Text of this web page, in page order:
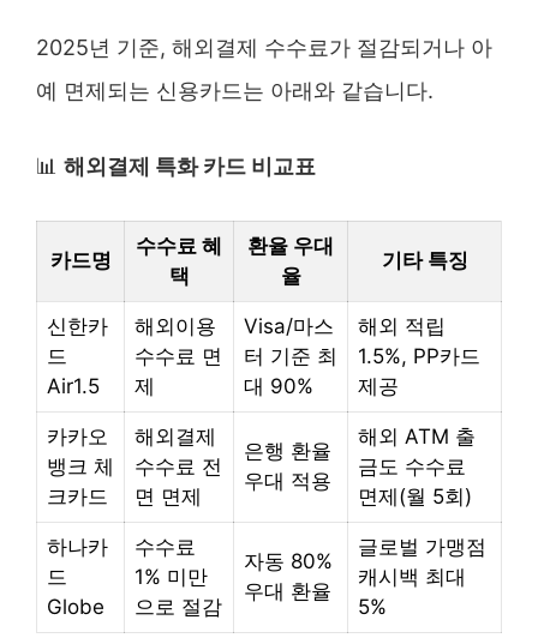
2025년 기준, 해외결제 수수료가 절감되거나 아
예 면제되는 신용카드는 아래와 같습니다.
📊 해외결제 특화 카드 비교표
카드명
수수료 혜
택
환율 우대
율
기타 특징
신한카
드
Air1.5
해외이용
수수료 면
제
Visa/마스
터 기준 최
대 90%
해외 적립
1.5%, PP카드
제공
카카오
뱅크 체
크카드
해외결제
수수료 전
면 면제
은행 환율
우대 적용
해외 ATM 출
금도 수수료
면제(월 5회)
하나카
드
Globe
수수료
1% 미만
으로 절감
자동 80%
우대 환율
글로벌 가맹점
캐시백 최대
5%